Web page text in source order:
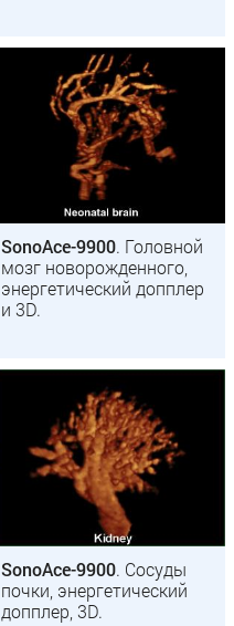
SonoAce-9900. Головной
мозг новорожденного,
энергетический допплер
и 3D.
SonoAce-9900. Сосуды
почки, энергетический
допплер, 3D.